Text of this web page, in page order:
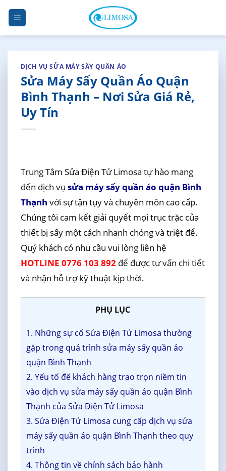
Skip
content
DỊCH VỤ SỬA MÁY SẤY QUẦN ÁO
Sửa Máy Sấy Quần Áo Quận
Bình Thạnh – Nơi Sửa Giá Rẻ,
Uy Tín
Trung Tâm Sửa Điện Tử Limosa tự hào mang
đến dịch vụ sửa máy sấy quần áo quận Bình
Thạnh với sự tận tụy và chuyên môn cao cấp.
Chúng tôi cam kết giải quyết mọi trục trặc của
thiết bị sấy một cách nhanh chóng và triệt để.
Quý khách có nhu cầu vui lòng liên hệ
HOTLINE 0776 103 892để được tư vấn chi tiết
và nhận hỗ trợ kỹ thuật kịp thời.
PHỤ LỤC
1. Những sự cố Sửa Điện Tử Limosa thường
gặp trong quá trình sửa máy sấy quần áo
quận Bình Thạnh
2. Yếu tố để khách hàng trao trọn niềm tin
vào dịch vụ sửa máy sấy quần áo quận Bình
Thạnh của Sửa Điện Tử Limosa
3. Sửa Điện Tử Limosa cung cấp dịch vụ sửa
máy sấy quần áo quận Bình Thạnh theo quy
trình
4. Thông tin về chính sách bảo hành